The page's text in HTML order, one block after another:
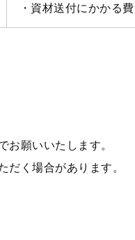
・資材送付にかかる
願いいたします。
く場合があります。